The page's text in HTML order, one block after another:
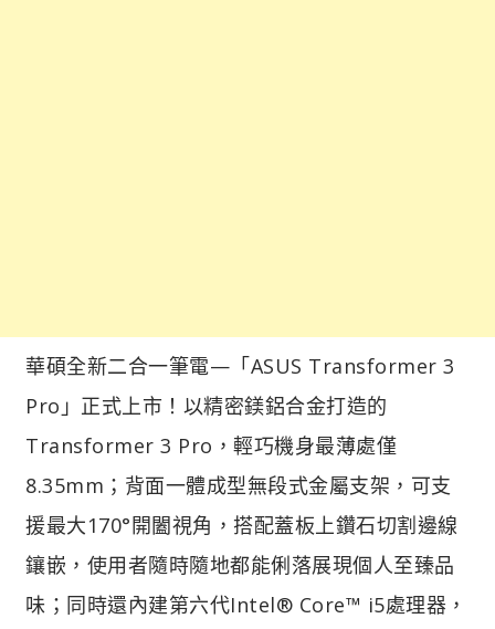
華碩全新二合一筆電—「ASUS Transformer 3
Pro」正式上市！以精密鎂鋁合金打造的
Transformer 3 Pro，輕巧機身最薄處僅
8.35mm；背面一體成型無段式金屬支架，可支
援最大170°開闔視角，搭配蓋板上鑽石切割邊線
鑲嵌，使用者隨時隨地都能俐落展現個人至臻品
味；同時還內建第六代Intel® Core™ i5處理器，